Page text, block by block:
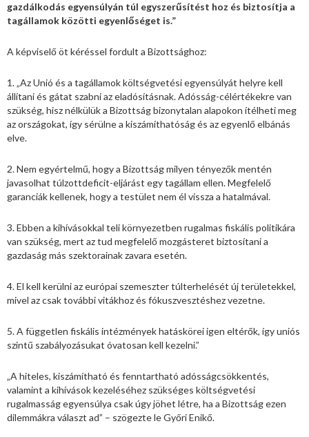
gazdálkodás egyensúlyán túl egyszerűsítést hoz és biztosítja a
tagállamok közötti egyenlőséget is.”
A képviselő öt kéréssel fordult a Bizottsághoz:
1. „Az Unió és a tagállamok költségvetési egyensúlyát helyre kell
állítani és gátat szabni az eladósításnak. Adósság-célértékekre van
szükség, hisz nélkülük a Bizottság bizonytalan alapokon ítélheti meg
az országokat, így sérülne a kiszámíthatóság és az egyenlő elbánás
elve.
2. Nem egyértelmű, hogy a Bizottság milyen tényezők mentén
javasolhat túlzottdeficit-eljárást egy tagállam ellen. Megfelelő
garanciák kellenek, hogy a testület nem él vissza a hatalmával.
3. Ebben a kihívásokkal teli környezetben rugalmas fiskális politikára
van szükség, mert az tud megfelelő mozgásteret biztosítani a
gazdaság más szektorainak zavara esetén.
4. El kell kerülni az európai szemeszter túlterhelését új területekkel,
mivel az csak további vitákhoz és fókuszvesztéshez vezetne.
5. A független fiskális intézmények hatáskörei igen eltérők, így uniós
szintű szabályozásukat óvatosan kell kezelni.”
„A hiteles, kiszámítható és fenntartható adósságcsökkentés,
valamint a kihívások kezeléséhez szükséges költségvetési
rugalmasság egyensúlya csak úgy jöhet létre, ha a Bizottság ezen
dilemmákra választ ad” – szögezte le Győri Enikő.